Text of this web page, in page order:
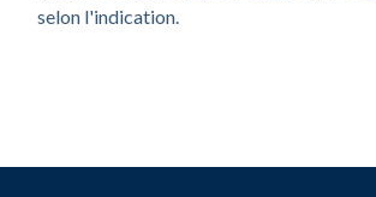
selon l'indication.